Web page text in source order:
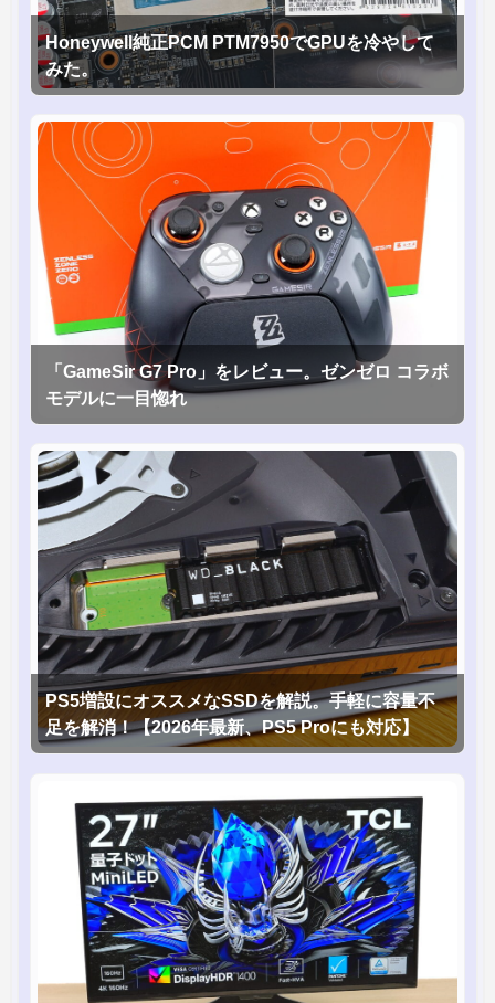
Honeywell純正PCM PTM7950でGPUを冷やして
みた。
「GameSir G7 Pro」をレビュー。ゼンゼロ コラボ
モデルに一目惚れ
PS5増設にオススメなSSDを解説。手軽に容量不
足を解消！【2026年最新、PS5 Proにも対応】